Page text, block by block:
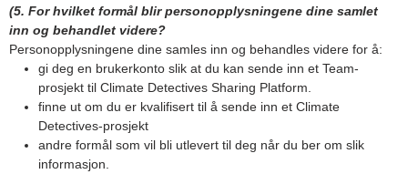
(5. For hvilket formål blir personopplysningene dine samlet
inn og behandlet videre?
Personopplysningene dine samles inn og behandles videre for å:
gi deg en brukerkonto slik at du kan sende inn et Team-
prosjekt til Climate Detectives Sharing Platform.
finne ut om du er kvalifisert til å sende inn et Climate
Detectives-prosjekt
andre formål som vil bli utlevert til deg når du ber om slik
informasjon.